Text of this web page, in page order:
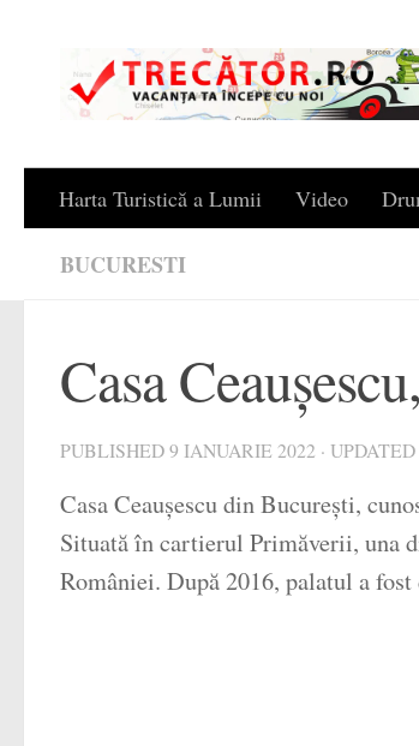
Harta Turistică a Lumii Video
BUCURESTI
Casa
PUBLISHED9 IANUARIE 2022 · UPDATED
Casa Ceaușescu din București,
Situată în cartierul Primăverii, una
României. După 2016, palatul a